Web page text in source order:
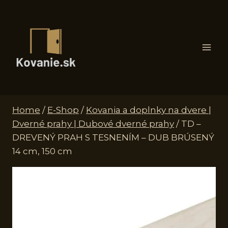
Home / E-Shop / Kovania a doplnky na dvere |
Dverné prahy | Dubové dverné prahy / TD –
DREVENÝ PRAH S TESNENÍM – DUB BRÚSENÝ
14 cm, 150 cm